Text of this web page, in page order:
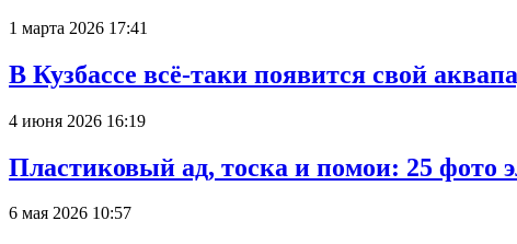
1 марта 2026 17:41
В Кузбассе всё-таки появится свой
4 июня 2026 16:19
Пластиковый ад, тоска и помои: 25 фото
6 мая 2026 10:57